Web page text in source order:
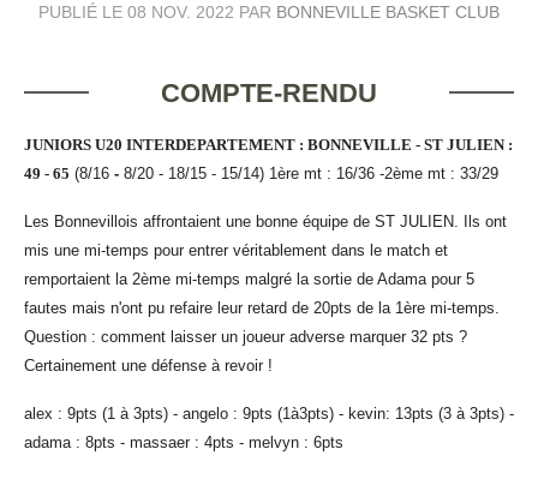
PUBLIÉ LE 08 NOV. 2022 PAR BONNEVILLE BASKET CLUB
COMPTE-RENDU
JUNIORS U20 INTERDEPARTEMENT : BONNEVILLE - ST JULIEN :
49 - 65 (8/16 - 8/20 - 18/15 - 15/14) 1ère mt : 16/36 -2ème mt : 33/29
Les Bonnevillois affrontaient une bonne équipe de ST JULIEN. Ils ont
mis une mi-temps pour entrer véritablement dans le match et
remportaient la 2ème mi-temps malgré la sortie de Adama pour 5
fautes mais n'ont pu refaire leur retard de 20pts de la 1ère mi-temps.
Question : comment laisser un joueur adverse marquer 32 pts ?
Certainement une défense à revoir !
alex : 9pts (1 à 3pts) - angelo : 9pts (1à3pts) - kevin: 13pts (3 à 3pts) -
adama : 8pts - massaer : 4pts - melvyn : 6pts